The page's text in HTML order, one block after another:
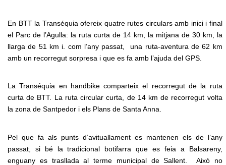
En BTT la Transéquia ofereix quatre rutes circulars amb inici i final
el Parc de l’Agulla: la ruta curta de 14 km, la mitjana de 30 km, la
llarga de 51 km i. com l’any passat, una ruta-aventura de 62 km
amb un recorregut sorpresa i que es fa amb l’ajuda del GPS.
La Transéquia en handbike comparteix el recorregut de la ruta
curta de BTT. La ruta circular curta, de 14 km de recorregut volta
la zona de Santpedor i els Plans de Santa Anna.
Pel que fa als punts d’avituallament es mantenen els de l’any
passat, si bé la tradicional botifarra que es feia a Balsareny,
enguany es trasllada al terme municipal de Sallent. Això no